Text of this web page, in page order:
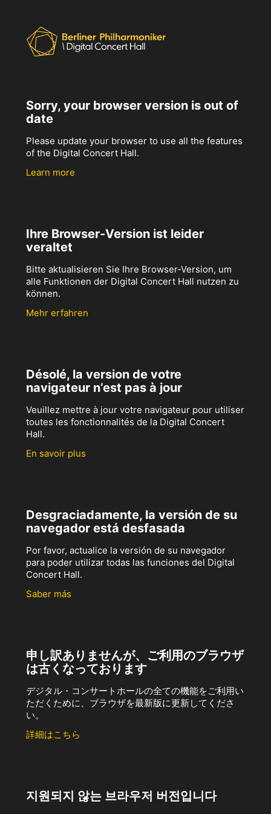
Sorry, your browser version is out of
date
Please update your browser to use all the features
of the Digital Concert Hall.
Learn more
Ihre Browser-Version ist leider
veraltet
Bitte aktualisieren Sie Ihre Browser-Version, um
alle Funktionen der Digital Concert Hall nutzen zu
können.
Mehr erfahren
Désolé, la version de votre
navigateur n’est pas à jour
Veuillez mettre à jour votre navigateur pour utiliser
toutes les fonctionnalités de la Digital Concert
Hall.
En savoir plus
Desgraciadamente, la versión de su
navegador está desfasada
Por favor, actualice la versión de su navegador
para poder utilizar todas las funciones del Digital
Concert Hall.
Saber más
申し訳ありませんが、ご利用のブラウザ
は古くなっております
デジタル・コンサートホールの全ての機能をご利用い
ただくために、ブラウザを最新版に更新してくださ
い。
詳細はこちら
지원되지 않는 브라우저 버전입니다